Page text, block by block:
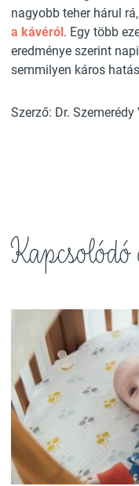
nagyobb teher hárul
a kávéról . Egy több
eredménye szerint
semmilyen káros
Szerző: Dr. Szemerédy
Kapcsolódó